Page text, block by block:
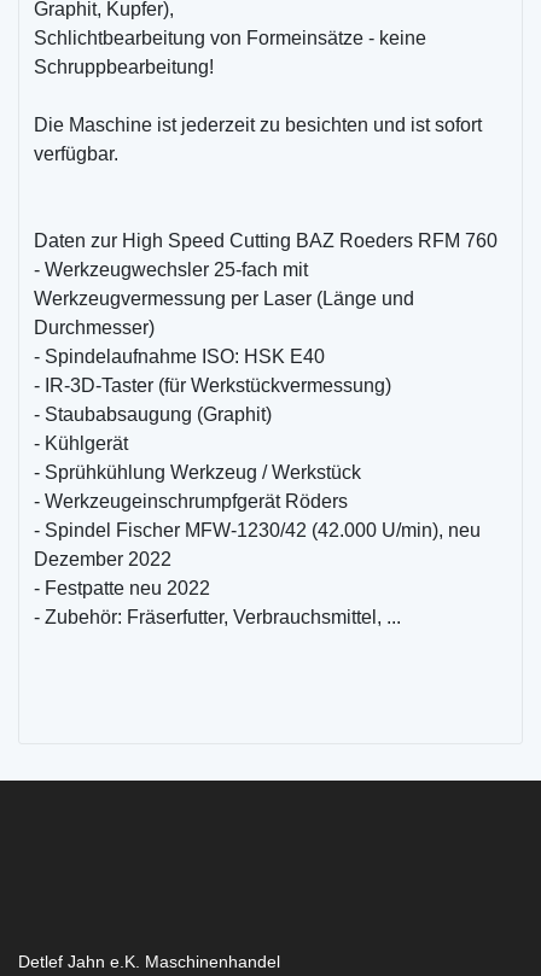
Graphit, Kupfer),
Schlichtbearbeitung von Formeinsätze - keine
Schruppbearbeitung!
Die Maschine ist jederzeit zu besichten und ist sofort
verfügbar.
Daten zur High Speed Cutting BAZ Roeders RFM 760
- Werkzeugwechsler 25-fach mit
Werkzeugvermessung per Laser (Länge und
Durchmesser)
- Spindelaufnahme ISO: HSK E40
- IR-3D-Taster (für Werkstückvermessung)
- Staubabsaugung (Graphit)
- Kühlgerät
- Sprühkühlung Werkzeug / Werkstück
- Werkzeugeinschrumpfgerät Röders
- Spindel Fischer MFW-1230/42 (42.000 U/min), neu
Dezember 2022
- Festpatte neu 2022
- Zubehör: Fräserfutter, Verbrauchsmittel, ...
Detlef Jahn e.K. Maschinenhandel